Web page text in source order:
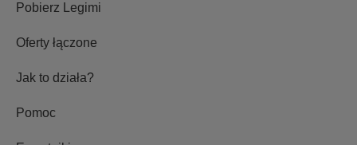
Pobierz Legimi
Oferty łączone
Jak to działa?
Pomoc